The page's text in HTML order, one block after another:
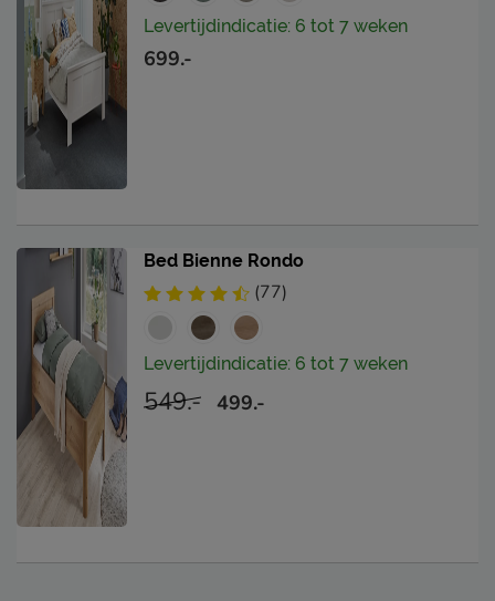
Levertijdindicatie: 6 tot 7 weken
699.-
Bed Bienne Rondo
(77)
Levertijdindicatie: 6 tot 7 weken
549.- 499.-